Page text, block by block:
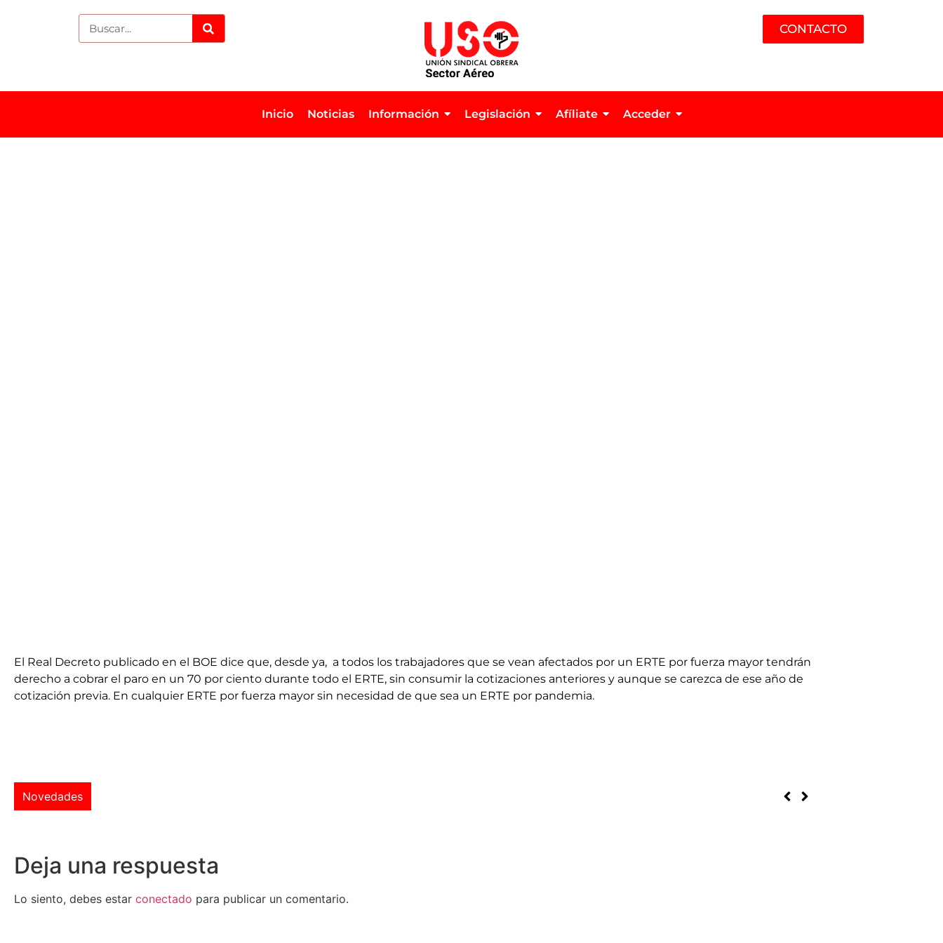
CONTACTO
Inicio Noticias Información Legislación Afíliate Acceder
El Real Decreto publicado en el BOE dice que, desde ya, a todos los trabajadores que se vean afectados por un ERTE por fuerza mayor tendrán
derecho a cobrar el paro en un 70 por ciento durante todo el ERTE, sin consumir la cotizaciones anteriores y aunque se carezca de ese año de
cotización previa. En cualquier ERTE por fuerza mayor sin necesidad de que sea un ERTE por pandemia.
Novedades
Deja una respuesta
Lo siento, debes estar conectado para publicar un comentario.